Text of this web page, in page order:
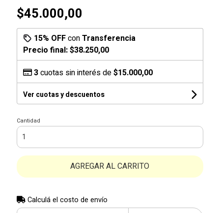
$45.000,00
15% OFFconTransferencia
Precio final:$38.250,00
3cuotas sin interés de$15.000,00
Ver cuotas y descuentos
Cantidad
AGREGAR AL CARRITO
Calculá el costo de envío